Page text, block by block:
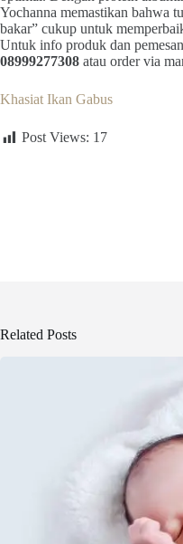
Yochanna memastikan bahwa
bakar” cukup untuk
Untuk info produk dan
08999277308 atau order via
Khasiat Ikan Gabus
Post Views: 17
Related Posts